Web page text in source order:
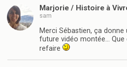
Marjorie / Histoire à
sam
Merci Sébastien, ça
future vidéo montée… Que
refaire